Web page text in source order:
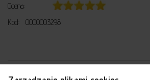
Ocena:
Kod:
0000003298